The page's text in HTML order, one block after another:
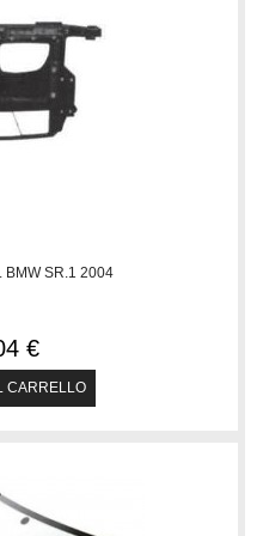
BMW SR.1 2004
€
CARRELLO